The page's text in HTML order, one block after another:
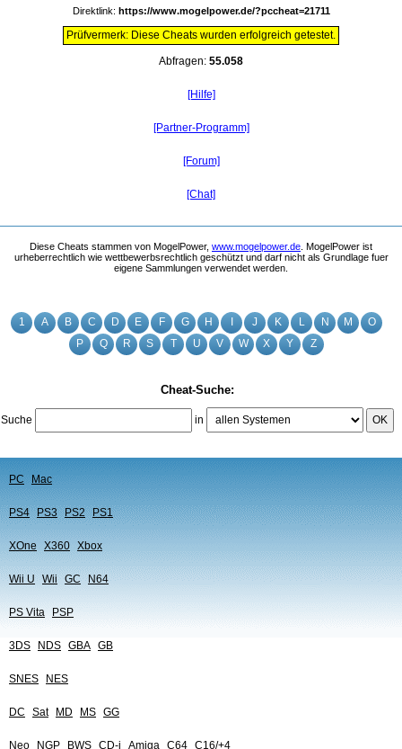
1 A B C D E F G H J K L N M
O
P
Q R S T U V W X Y Z
Cheat-Suche:
Suche in OK
PC Mac
PS4 PS3 PS2 PS1
XOne X360 Xbox
Wii U Wii GC N64
PS Vita PSP
3DS NDS GBA GB
SNES NES
DC Sat MD MS GG
Neo NGP BWS CD-i Amiga C64 C16/+4
Direktlink: https://www.mogelpower.de/?pccheat=21711
Prüfvermerk: Diese Cheats wurden erfolgreich getestet.
Abfragen: 55.058
[Hilfe]
[Partner-Programm]
[Forum]
[Chat]
Diese Cheats stammen von MogelPower, www.mogelpower.de . MogelPower ist
urheberrechtlich wie wettbewerbsrechtlich geschützt und darf nicht als Grundlage fuer
eigene Sammlungen verwendet werden.